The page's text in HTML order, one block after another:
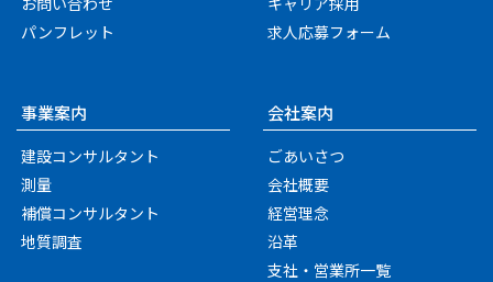
パンフレット
求人応募フォーム
事業案内
建設コンサルタント
測量
補償コンサルタント
地質調査
会社案内
ごあいさつ
会社概要
経営理念
沿革
支社・営業所一覧